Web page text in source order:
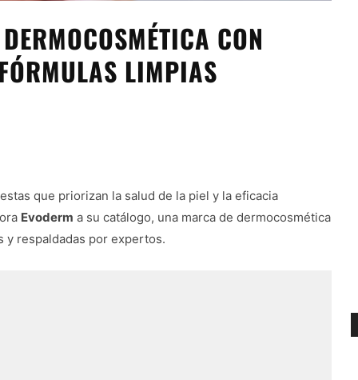
CON
LIMPIAS
que priorizan la salud de la piel y la eficacia
Evoderm a su catálogo, una marca de dermocosmética
y respaldadas por expertos.